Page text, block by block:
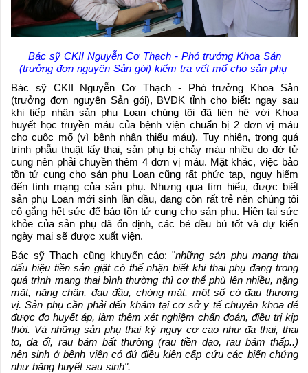
Bác sỹ CKII Nguyễn Cơ Thạch - Phó trưởng Khoa Sản
(trưởng đơn nguyên Sản gói)​ kiểm tra vết mổ cho sản phụ
Bác sỹ CKII Nguyễn Cơ Thạch - Phó trưởng Khoa Sản
(trưởng đơn nguyên Sản gói), BVĐK tỉnh cho biết: ngay sau
khi tiếp nhận sản phụ Loan chúng tôi đã liện hệ với Khoa
huyết học truyền máu của bệnh viện chuẩn bị 2 đơn vị máu
cho cuộc mổ (vì bệnh nhân thiếu máu). Tuy nhiên, trong quá
trình phẫu thuật lấy thai, sản phụ bị chảy máu nhiều do đờ tử
cung nên phải chuyền thêm 4 đơn vị máu. Mặt khác, việc bảo
tồn tử cung cho sản phụ Loan cũng rất phức tạp, nguy hiểm
đến tính mạng của sản phụ. Nhưng qua tìm hiểu, được biết
sản phụ Loan mới sinh lần đầu, đang còn rất trẻ nên chúng tôi
cố gắng hết sức để bảo tồn tử cung cho sản phụ. Hiện tại sức
khỏe của sản phụ đã ổn định, các bé đều bú tốt và dự kiến
ngày mai sẽ được xuất viện.
Bác sỹ Thạch cũng khuyến cáo: "những sản phụ mang thai
dấu hiệu tiền sản giật có thể nhận biết khi thai phụ đang trong
quá trình mang thai bình thường thì cơ thể phù lên nhiều, nặng
mặt, nặng chân, đau đầu, chóng mặt, một số có đau thượng
vị. Sản phụ cần phải đến khám tại cơ sở y tế chuyên khoa để
được đo huyết áp, làm thêm xét nghiệm chẩn đoán, điều trị kịp
thời. Và những sản phụ thai kỳ nguy cơ cao như đa thai, thai
to, đa ối, rau bám bất thường (rau tiền đạo, rau bám thấp..)
nên sinh ở bệnh viện có đủ điều kiện cấp cứu các biến chứng
như băng huyết sau sinh".